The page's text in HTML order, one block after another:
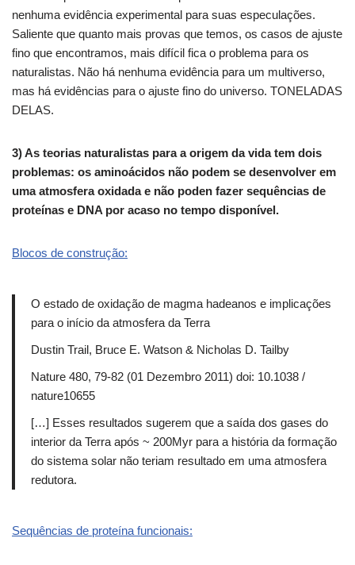
nenhuma evidência experimental para suas especulações.
Saliente que quanto mais provas que temos, os casos de ajuste
fino que encontramos, mais difícil fica o problema para os
naturalistas. Não há nenhuma evidência para um multiverso,
mas há evidências para o ajuste fino do universo. TONELADAS
DELAS.
3) As teorias naturalistas para a origem da vida tem dois
problemas: os aminoácidos não podem se desenvolver em
uma atmosfera oxidada e não poden fazer sequências de
proteínas e DNA por acaso no tempo disponível.
Blocos de construção:
O estado de oxidação de magma hadeanos e implicações
para o início da atmosfera da Terra
Dustin Trail, Bruce E. Watson & Nicholas D. Tailby
Nature 480, 79-82 (01 Dezembro 2011) doi: 10.1038 /
nature10655
[…] Esses resultados sugerem que a saída dos gases do
interior da Terra após ~ 200Myr para a história da formação
do sistema solar não teriam resultado em uma atmosfera
redutora.
Sequências de proteína funcionais: